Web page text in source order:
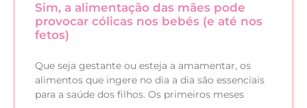
Sim, a alimentação das mães pode
provocar cólicas nos bebés (e até nos
fetos)
Que seja gestante ou esteja a amamentar, os
alimentos que ingere no dia a dia são essenciais
para a saúde dos filhos. Os primeiros meses